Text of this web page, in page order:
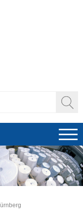
1 2 3